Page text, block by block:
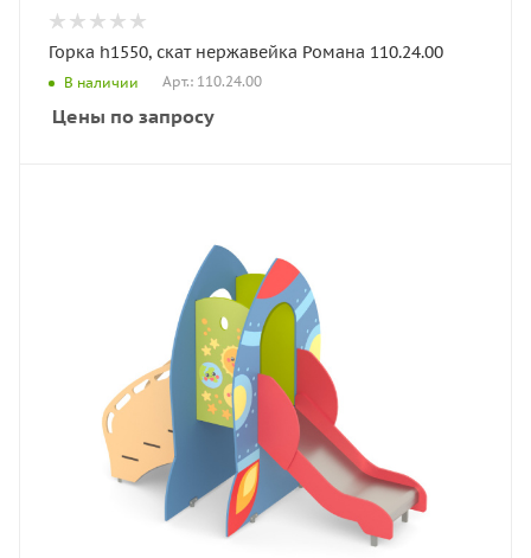
Горка h1550, скат нержавейка Романа 110.24.00
В наличии Арт.: 110.24.00
Цены по запросу